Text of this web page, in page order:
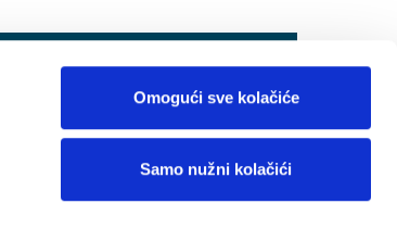
Omogući sve kolačiće
Samo nužni kolačići